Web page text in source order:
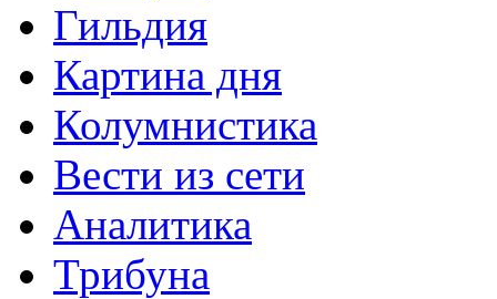
Гильдия
Картина дня
Колумнистика
Вести из сети
Аналитика
Трибуна